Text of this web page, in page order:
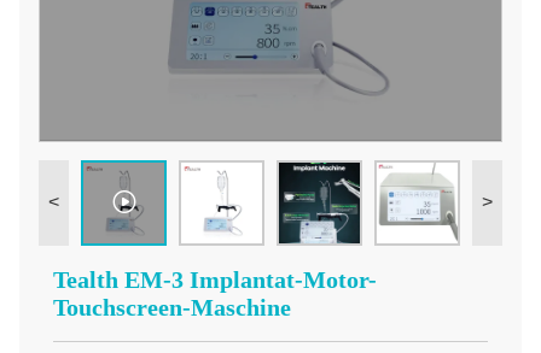
< >
Tealth EM-3 Implantat-Motor-
Touchscreen-Maschine